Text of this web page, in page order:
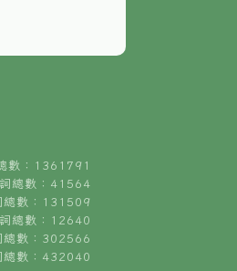
數：1361791
總數：41564
總數：131509
總數：12640
總數：302566
總數：432040